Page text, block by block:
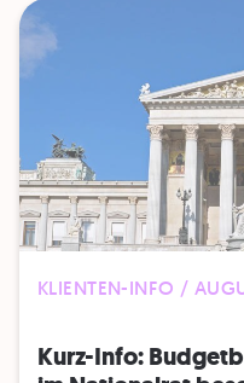
KLIENTEN-INFO /
Kurz-Info: